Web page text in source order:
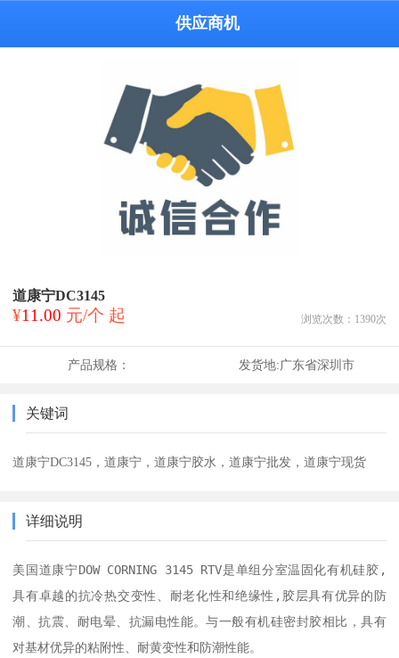
供应商机
道康宁DC3145
¥11.00 元/个 起 浏览次数： 1390次
产品规格： 发货地:广东省深圳市
关键词
道康宁DC3145，道康宁，道康宁胶水，道康宁批发，道康宁现货
详细说明
美国道康宁DOW CORNING 3145 RTV是单组分室温固化有机硅胶,
具有卓越的抗冷热交变性、耐老化性和绝缘性,胶层具有优异的防
潮、抗震、耐电晕、抗漏电性能。与一般有机硅密封胶相比，具有
对基材优异的粘附性、耐黄变性和防潮性能。